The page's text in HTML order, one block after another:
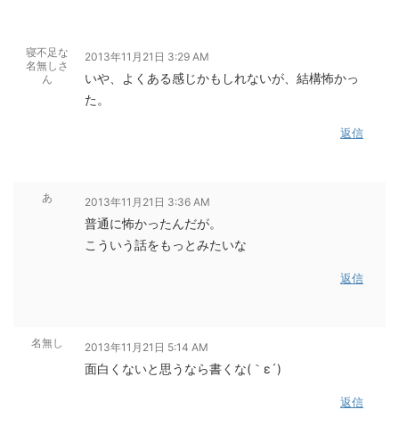
寝不足な
名無しさ
ん
2013年11月21日 3:29 AM
いや、よくある感じかもしれないが、結構怖かっ
た。
返信
あ 2013年11月21日 3:36 AM
普通に怖かったんだが。
こういう話をもっとみたいな
返信
名無し 2013年11月21日 5:14 AM
面白くないと思うなら書くな(｀ε´)
返信